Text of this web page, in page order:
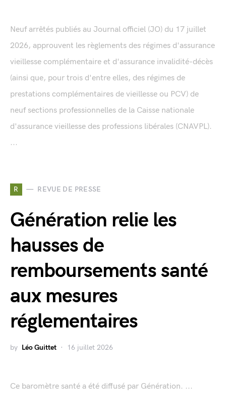
Neuf arrêtés publiés au Journal officiel (JO) du 17 juillet
2026, approuvent les règlements des régimes d'assurance
vieillesse complémentaire et d'assurance invalidité-décès
(ainsi que, pour trois d'entre elles, des régimes de
prestations complémentaires de vieillesse ou PCV) de
neuf sections professionnelles de la Caisse nationale
d'assurance vieillesse des professions libérales (CNAVPL).
...
R REVUE DE PRESSE
Génération relie les
hausses de
remboursements santé
aux mesures
réglementaires
by Léo Guittet 16 juillet 2026
Ce baromètre santé a été diffusé par Génération. ...